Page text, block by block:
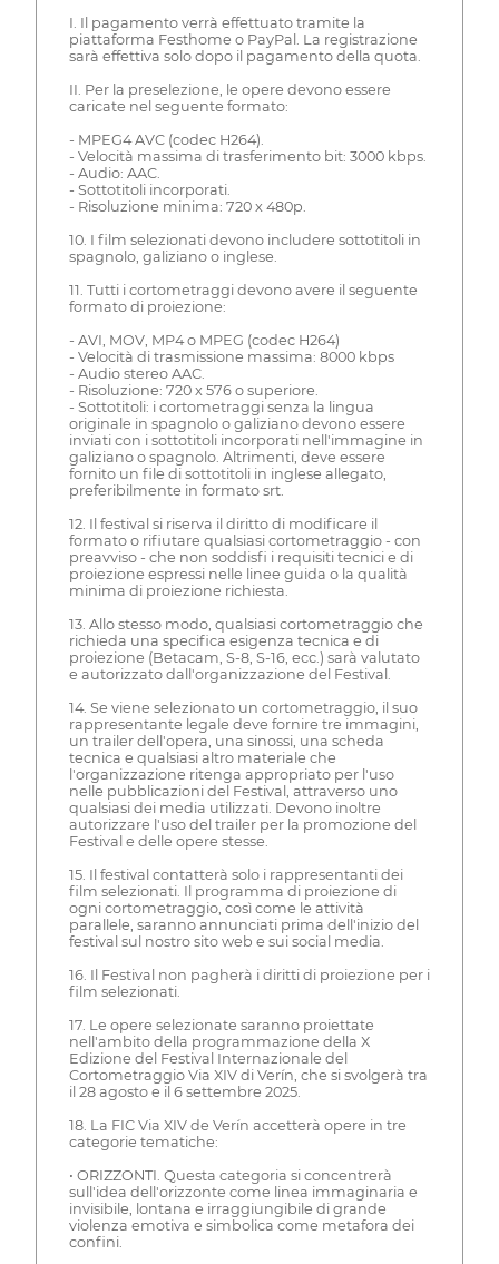
I. Il pagamento verrà effettuato tramite la
piattaforma Festhome o PayPal. La registrazione
sarà effettiva solo dopo il pagamento della quota.
II. Per la preselezione, le opere devono essere
caricate nel seguente formato:
- MPEG4 AVC (codec H264).
- Velocità massima di trasferimento bit: 3000 kbps.
- Audio: AAC.
- Sottotitoli incorporati.
- Risoluzione minima: 720 x 480p.
10. I film selezionati devono includere sottotitoli in
spagnolo, galiziano o inglese.
11. Tutti i cortometraggi devono avere il seguente
formato di proiezione:
- AVI, MOV, MP4 o MPEG (codec H264)
- Velocità di trasmissione massima: 8000 kbps
- Audio stereo AAC.
- Risoluzione: 720 x 576 o superiore.
- Sottotitoli: i cortometraggi senza la lingua
originale in spagnolo o galiziano devono essere
inviati con i sottotitoli incorporati nell'immagine in
galiziano o spagnolo. Altrimenti, deve essere
fornito un file di sottotitoli in inglese allegato,
preferibilmente in formato srt.
12. Il festival si riserva il diritto di modificare il
formato o rifiutare qualsiasi cortometraggio - con
preavviso - che non soddisfi i requisiti tecnici e di
proiezione espressi nelle linee guida o la qualità
minima di proiezione richiesta.
13. Allo stesso modo, qualsiasi cortometraggio che
richieda una specifica esigenza tecnica e di
proiezione (Betacam, S-8, S-16, ecc.) sarà valutato
e autorizzato dall'organizzazione del Festival.
14. Se viene selezionato un cortometraggio, il suo
rappresentante legale deve fornire tre immagini,
un trailer dell'opera, una sinossi, una scheda
tecnica e qualsiasi altro materiale che
l'organizzazione ritenga appropriato per l'uso
nelle pubblicazioni del Festival, attraverso uno
qualsiasi dei media utilizzati. Devono inoltre
autorizzare l'uso del trailer per la promozione del
Festival e delle opere stesse.
15. Il festival contatterà solo i rappresentanti dei
film selezionati. Il programma di proiezione di
ogni cortometraggio, così come le attività
parallele, saranno annunciati prima dell'inizio del
festival sul nostro sito web e sui social media.
16. Il Festival non pagherà i diritti di proiezione per i
film selezionati.
17. Le opere selezionate saranno proiettate
nell'ambito della programmazione della X
Edizione del Festival Internazionale del
Cortometraggio Via XIV di Verín, che si svolgerà tra
il 28 agosto e il 6 settembre 2025.
18. La FIC Via XIV de Verín accetterà opere in tre
categorie tematiche:
• ORIZZONTI. Questa categoria si concentrerà
sull'idea dell'orizzonte come linea immaginaria e
invisibile, lontana e irraggiungibile di grande
violenza emotiva e simbolica come metafora dei
confini.